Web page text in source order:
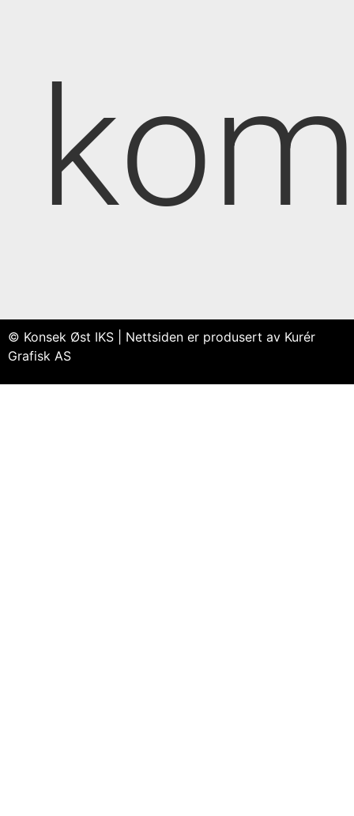
© Konsek Øst IKS | Nettsiden er produsert av Kurér
Grafisk AS